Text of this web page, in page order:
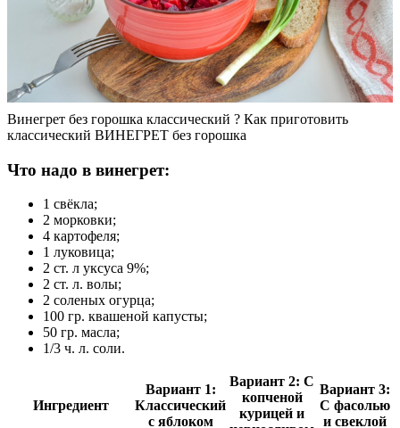
Винегрет без горошка классический ? Как приготовить
классический ВИНЕГРЕТ без горошка
Что надо в винегрет:
1 свёкла;
2 морковки;
4 картофеля;
1 луковица;
2 ст. л уксуса 9%;
2 ст. л. волы;
2 соленых огурца;
100 гр. квашеной капусты;
50 гр. масла;
1/3 ч. л. соли.
Ингредиент
Вариант 1:
Классический
с яблоком
Вариант 2: С
копченой
курицей и
Вариант 3:
С фасолью
и свеклой